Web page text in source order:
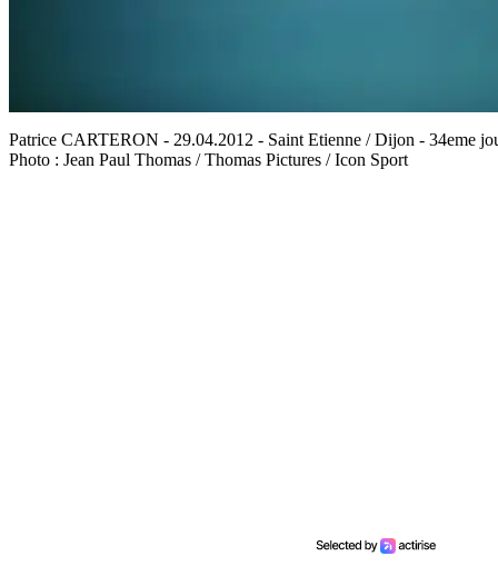
Patrice CARTERON - 29.04.2012 - Saint Etienne / Dijon - 34eme
Photo : Jean Paul Thomas / Thomas Pictures / Icon Sport